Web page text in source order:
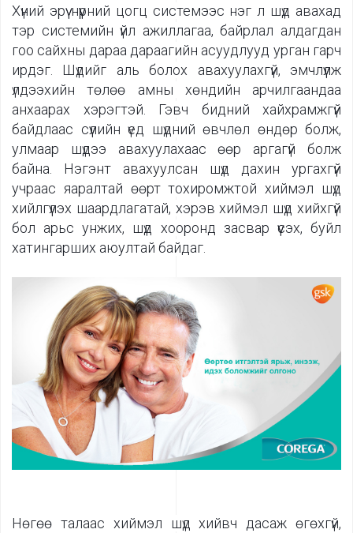
Хүний эрүү нүүрний цогц системээс нэг л шүд авахад
тэр системийн үйл ажиллагаа, байрлал алдагдан
гоо сайхны дараа дараагийн асуудлууд урган гарч
ирдэг. Шүдийг аль болох авахуулахгүй, эмчлүүлж
үлдээхийн төлөө амны хөндийн арчилгаандаа
анхаарах хэрэгтэй. Гэвч бидний хайхрамжгүй
байдлаас сүүлийн үед шүдний өвчлөл өндөр болж,
улмаар шүдээ авахуулахаас өөр аргагүй болж
байна. Нэгэнт авахуулсан шүд дахин ургахгүй
учраас яаралтай өөрт тохиромжтой хиймэл шүд
хийлгүүлэх шаардлагатай, хэрэв хиймэл шүд хийхгүй
бол арьс унжих, шүд хооронд засвар үүсэх, буйл
хатингарших аюултай байдаг.
Нөгөө талаас хиймэл шүд хийвч дасаж өгөхгүй,